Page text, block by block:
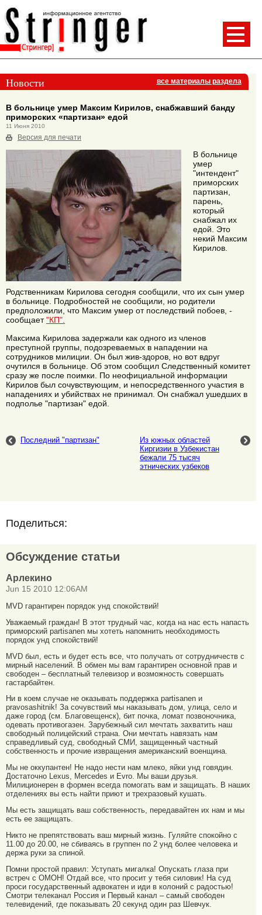
Новости все материалы раздела
В больнице умер Максим Кирилов, снабжавший банду
приморских «партизан» едой
11 Июня 2010
Версия для печати
В больнице
умер
"интендент"
приморских
партизан,
парень,
который
снабжал их
едой. Это
некий Максим
Кирилов.
Родственникам Кирилова сегодня сообщили, что их сын умер
в больнице. Подробностей не сообщили, но родители
предположили, что Максим умер от последствий побоев, -
сообщает"КП".
Максима Кирилова задержали как одного из членов
преступной группы, подозреваемых в нападении на
сотрудников милиции. Он был жив-здоров, но вот вдруг
очутился в больнице. Об этом сообщил Следственный комитет
сразу же после поимки. По неофициальной информации
Кирилов был сочувствующим, и непосредственного участия в
нападениях и убийствах не принимал. Он снабжал ушедших в
подполье "партизан" едой.
Последний "партизан"
Из южных областей
Киргизии в Узбекистан
бежали 75 тысяч
этнических узбеков
Поделиться:
Обсуждение статьи
Арлекино
Jun 15 2010 12:06AM
MVD гарантирен порядок унд спокойствий!
Уважаемый граждан! В этот трудный час, когда на нас есть напасть
приморский partisanen мы хотеть напомнить необходимость
порядок унд спокойствий!
MVD был, есть и будет есть все, что получать от сотрудничеств с
мирный населений. В обмен мы вам гарантирен основной прав и
свободен – бесплатный телевизор и возможность совершать
гастарбайтен.
Ни в коем случае не оказывать поддержка partisanen и
pravosashitnik! За сочувствий мы наказывать дом, улица, село и
даже город (см. Благовещенск), бит почка, ломат позвоночника,
одевать противогазен. Зарубежный сил мечтать захватить наш
свободный полицейский страна. Они мечтать навязать нам
справедливый суд, свободный СМИ, защищенный частный
собственность и прочие извращения американский военщина.
Мы не оккупантен! Не надо нести нам млеко, яйки унд говядин.
Достаточно Lexus, Mercedes и Evro. Мы ваши друзья.
Милиционерен в формен всегда помогать вам и защищать. В наших
отделениях вы есть найти приют и трехразовый кушать.
Мы есть защищать ваш собственность, передавайтен их нам и мы
есть ее защищать.
Никто не препятствовать ваш мирный жизнь. Гуляйте спокойно с
11.00 до 20.00, не сбиваясь в группен по 2 унд более человека и
держа руки за спиной.
Помни простой правил: Уступать мигалка! Опускать глаза при
встреч с ОМОН! Отдай все, что просит у тебя силовик! На суд
проси государственный адвокатен и иди в колоний с радостью!
Смотри телеканал Россия и Первый канал – самый свободен
телевидений, где показывать 20 секунд один раз Шевчук.